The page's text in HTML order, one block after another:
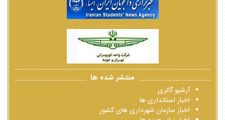
................
منتشر شده ها
آرشیو گالری
اخبار استانداری ها
اخبار سازمان شهرداری های کشور